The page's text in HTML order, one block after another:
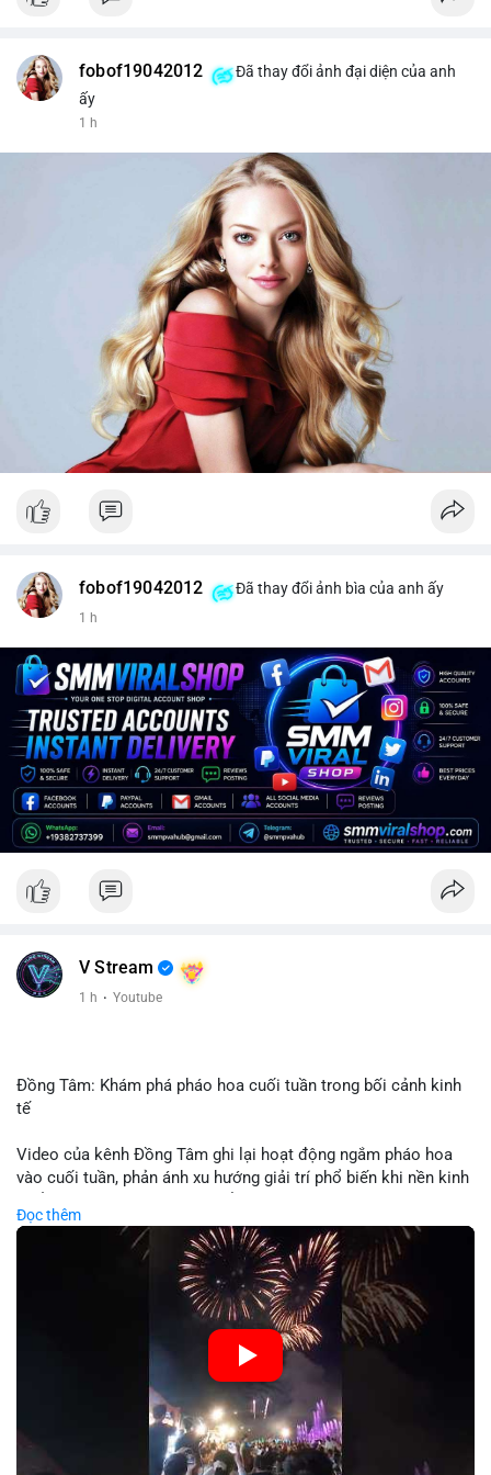
fobof19042012
Đã thay đổi ảnh đại diện của anh
ấy
1 h
fobof19042012 Đã thay đổi ảnh bìa của anh ấy
1 h
V Stream
1 h · Youtube
Đồng Tâm: Khám phá pháo hoa cuối tuần trong bối cảnh kinh
tế
Video của kênh Đồng Tâm ghi lại hoạt động ngắm pháo hoa
vào cuối tuần, phản ánh xu hướng giải trí phổ biến khi nền kinh
trải nghiệm hơn là đầu tư vào tài sản vật chất. Trong bối cảnh
lãi suất ổn định và thị trường crypto ổn định, hoạt động giải trí
như vậy thường tăng trưởng khi người dân có khả năng chi
tiêu. Tuy nhiên, sự ưu tiên giải trí có thể ảnh hưởng đến tỷ lệ
tiết kiệm hoặc đầu tư vào crypto nếu người tiêu dùng chuyển
🎥 Xem video trực tiếp tại:
Nguồn: Đồng Tâm
Đọc thêm